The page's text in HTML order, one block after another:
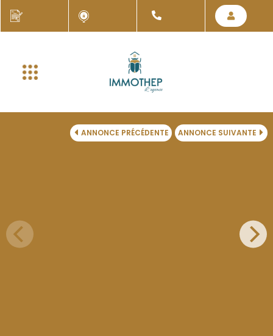
ANNONCE PRÉCÉDENTE ANNONCE SUIVANTE